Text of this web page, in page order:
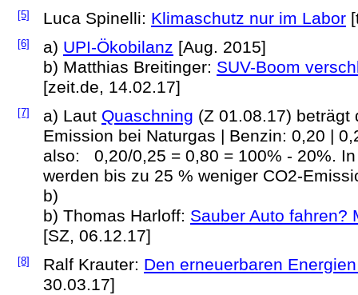
[5] Luca Spinelli: Klimaschutz nur im Labor
[6] a) UPI-Ökobilanz [Aug. 2015]
b) Matthias Breitinger: SUV-Boom
[zeit.de, 14.02.17]
[7] a) Laut Quaschning (Z 01.08.17) beträgt
Emission bei Naturgas | Benzin: 0,20 |
also: 0,20/0,25 = 0,80 = 100% - 20%.
werden bis zu 25 % weniger CO2-
b)
b) Thomas Harloff: Sauber Auto fahren?
[SZ, 06.12.17]
[8] Ralf Krauter: Den erneuerbaren
30.03.17]